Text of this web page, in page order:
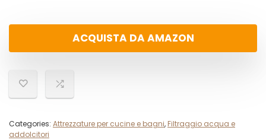
ACQUISTA DA AMAZON
Categories: Attrezzature per cucine e bagni, Filtraggio acqua e
addolcitori